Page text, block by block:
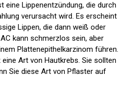
eine Lippenentzündung, die durch
verursacht wird. Es erscheint
Lippen, die dann weiß oder
kann schmerzlos sein, aber
Plattenepithelkarzinom führen.
Art von Hautkrebs. Sie sollten
Sie diese Art von Pflaster auf